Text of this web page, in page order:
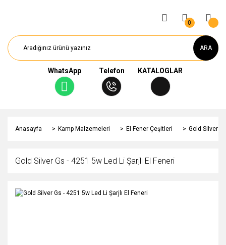
ARA
WhatsApp Telefon KATALOGLAR
0
Anasayfa Kamp Malzemeleri El Fener Çeşitleri Gold Silver
Gold Silver Gs - 4251 5w Led Li Şarjlı El Feneri